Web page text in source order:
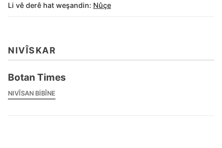
Li vê derê hat weşandin: Nûçe
NIVÎSKAR
Botan Times
NIVÎSAN BIBÎNE